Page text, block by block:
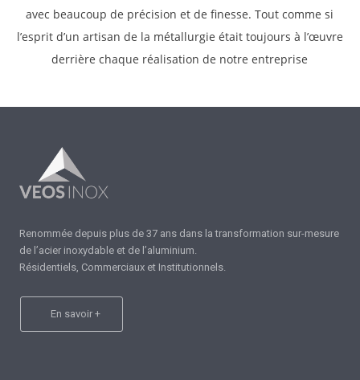
avec beaucoup de précision et de finesse. Toutcomme si
l’esprit d’un artisan de la métallurgie était toujours à l’œuvre
derrière chaque réalisation de notre entreprise
Renommée depuis plus de 37 ans dans la transformation sur-mesure
de l’acier inoxydable et de l’aluminium.
Résidentiels, Commerciaux et Institutionnels.
En savoir +